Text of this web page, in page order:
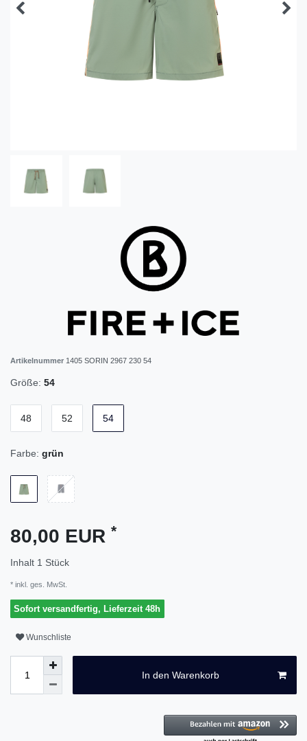
Artikelnummer 1405 SORIN 2967 230 54
Größe: 54
48 52 54
Farbe: grün
80,00 EUR *
Inhalt 1 Stück
* inkl. ges. MwSt.
Sofort versandfertig, Lieferzeit 48h
Wunschliste
In den Warenkorb